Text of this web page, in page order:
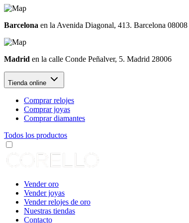
Barcelona en la Avenida Diagonal, 413. Barcelona 08008
Madrid en la calle Conde Peñalver, 5. Madrid 28006
Tienda online
Comprar relojes
Comprar joyas
Comprar diamantes
Todos los productos
Vender oro
Vender joyas
Vender relojes de oro
Nuestras tiendas
Contacto